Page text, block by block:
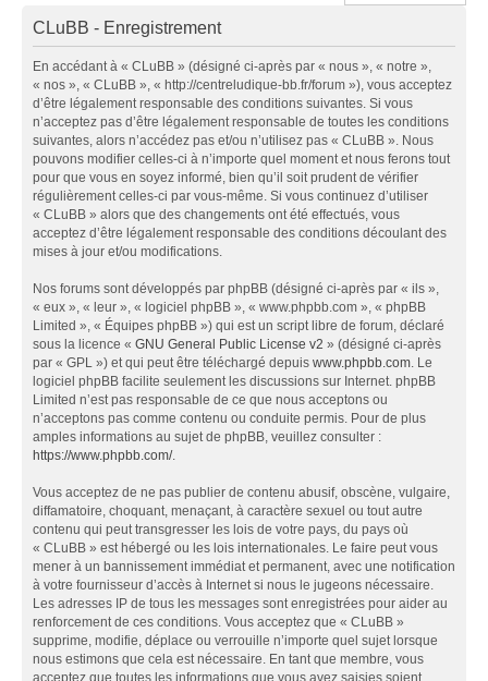
CLuBB - Enregistrement
En accédant à « CLuBB » (désigné ci-après par « nous », « notre »,
« nos », « CLuBB », « http://centreludique-bb.fr/forum »), vous acceptez
d’être légalement responsable des conditions suivantes. Si vous
n’acceptez pas d’être légalement responsable de toutes les conditions
suivantes, alors n’accédez pas et/ou n’utilisez pas « CLuBB ». Nous
pouvons modifier celles-ci à n’importe quel moment et nous ferons tout
pour que vous en soyez informé, bien qu’il soit prudent de vérifier
régulièrement celles-ci par vous-même. Si vous continuez d’utiliser
« CLuBB » alors que des changements ont été effectués, vous
acceptez d’être légalement responsable des conditions découlant des
mises à jour et/ou modifications.
Nos forums sont développés par phpBB (désigné ci-après par « ils »,
« eux », « leur », « logiciel phpBB », « www.phpbb.com », « phpBB
Limited », « Équipes phpBB ») qui est un script libre de forum, déclaré
sous la licence « GNU General Public License v2 » (désigné ci-après
par « GPL ») et qui peut être téléchargé depuis www.phpbb.com. Le
logiciel phpBB facilite seulement les discussions sur Internet. phpBB
Limited n’est pas responsable de ce que nous acceptons ou
n’acceptons pas comme contenu ou conduite permis. Pour de plus
amples informations au sujet de phpBB, veuillez consulter :
https://www.phpbb.com/.
Vous acceptez de ne pas publier de contenu abusif, obscène, vulgaire,
diffamatoire, choquant, menaçant, à caractère sexuel ou tout autre
contenu qui peut transgresser les lois de votre pays, du pays où
« CLuBB » est hébergé ou les lois internationales. Le faire peut vous
mener à un bannissement immédiat et permanent, avec une notification
à votre fournisseur d’accès à Internet si nous le jugeons nécessaire.
Les adresses IP de tous les messages sont enregistrées pour aider au
renforcement de ces conditions. Vous acceptez que « CLuBB »
supprime, modifie, déplace ou verrouille n’importe quel sujet lorsque
nous estimons que cela est nécessaire. En tant que membre, vous
acceptez que toutes les informations que vous avez saisies soient